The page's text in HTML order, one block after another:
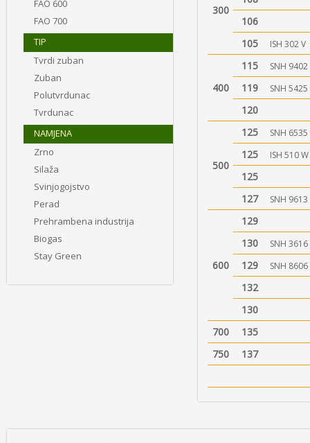
300
106
105
ISH 302 V
400
115 SNH 9402
119 SNH 5425
120
500
125 SNH 6535
125 ISH 510 W
125
127
SNH 9613
600
129
130
SNH 3616
129 SNH 8606
132
130
700
135
750
137
FAO 600
FAO 700
TIP
Tvrdi zuban
Zuban
Polutvrdunac
Tvrdunac
NAMJENA
Zrno
Silaža
Svinjogojstvo
Perad
Prehrambena industrija
Biogas
Stay Green